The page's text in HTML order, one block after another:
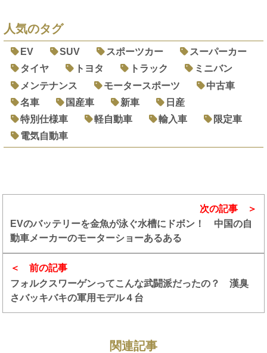
人気のタグ
EV SUV スポーツカー
スーパーカー
タイヤ
トヨタ トラック
ミニバン
メンテナンス
モータースポーツ
中古車
名車
国産車 新車
日産
特別仕様車
軽自動車 輸入車
限定車
電気自動車
前の記事
フォルクスワーゲンってこんな武闘派だったの？ 漢臭
さバッキバキの軍用モデル４台
次の記事
EVのバッテリーを金魚が泳ぐ水槽にドボン！ 中国の自
動車メーカーのモーターショーあるある
関連記事